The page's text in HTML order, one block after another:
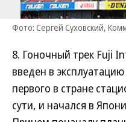
Фото: Сергей Суховский,
8. Гоночный трек Fuji
введен в
первого в стране
сути, и начался в